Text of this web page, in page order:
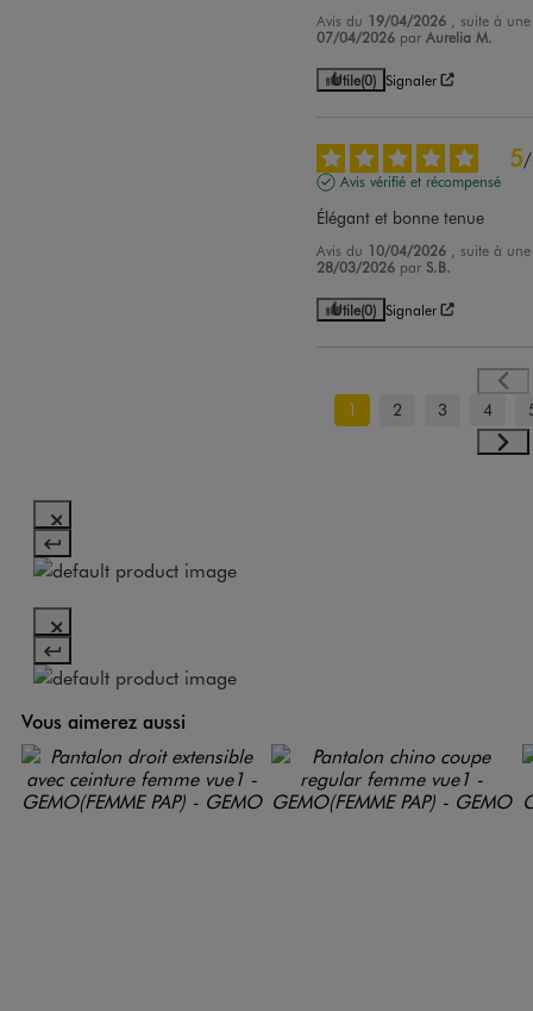
Avis du 19/04/2026
, suite à
07/04/2026 parAurelia M.
Utile(0) Signaler
5/
Avis vérifié et récompensé
Élégant et bonne tenue
Avis du 10/04/2026
, suite à
28/03/2026 par S.B.
Utile(0) Signaler
1 2 3 4
Vous aimerez aussi